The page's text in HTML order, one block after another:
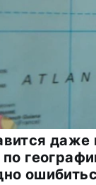
даже
по